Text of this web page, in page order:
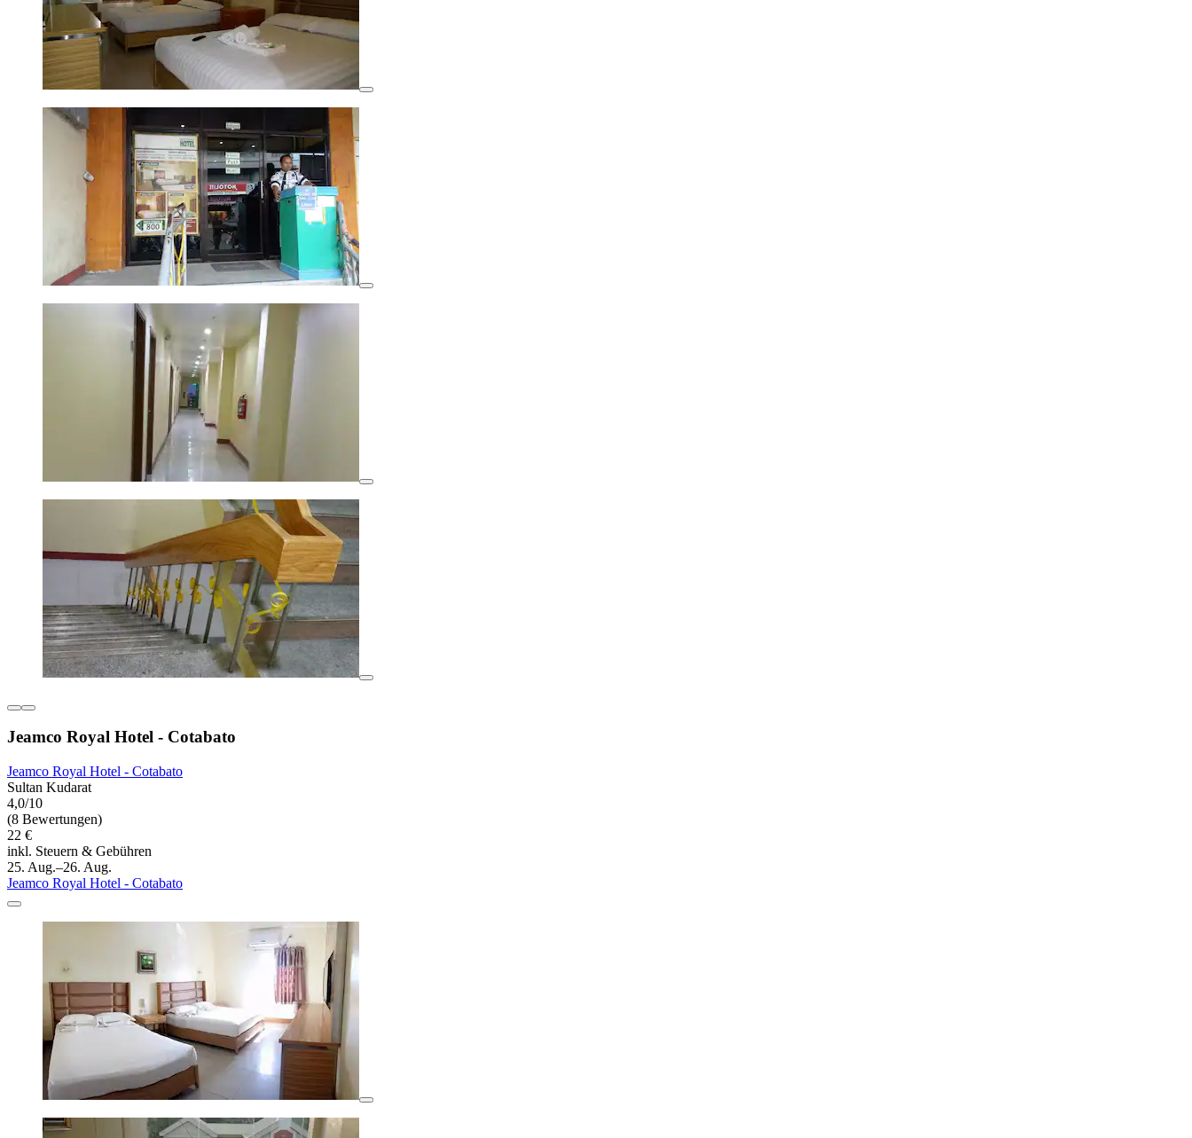
Jeamco Royal Hotel - Cotabato
Jeamco Royal Hotel - Cotabato
Sultan Kudarat
4,0/10
(8 Bewertungen)
22 €
inkl. Steuern & Gebühren
25. Aug.–26. Aug.
Jeamco Royal Hotel - Cotabato